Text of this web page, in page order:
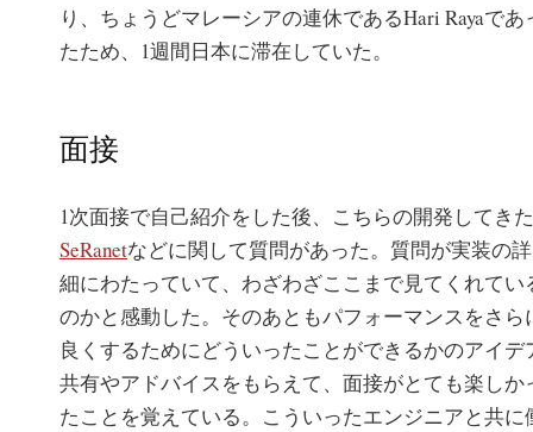
り、ちょうどマレーシアの連休であるHari Rayaであ
たため、1週間日本に滞在していた。
面接
1次面接で自己紹介をした後、こちらの開発してきた
SeRanetなどに関して質問があった。質問が実装の詳
細にわたっていて、わざわざここまで見てくれてい
のかと感動した。そのあともパフォーマンスをさら
良くするためにどういったことができるかのアイデ
共有やアドバイスをもらえて、面接がとても楽しか
たことを覚えている。こういったエンジニアと共に